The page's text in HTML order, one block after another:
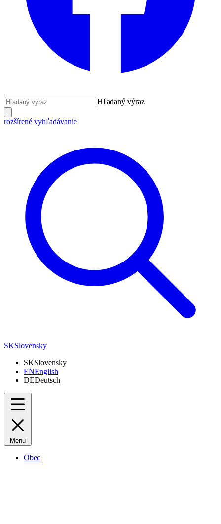
Hľadaný výraz
rozšírené vyhľadávanie
SKSlovensky
SKSlovensky
ENEnglish
DEDeutsch
Menu
Obec